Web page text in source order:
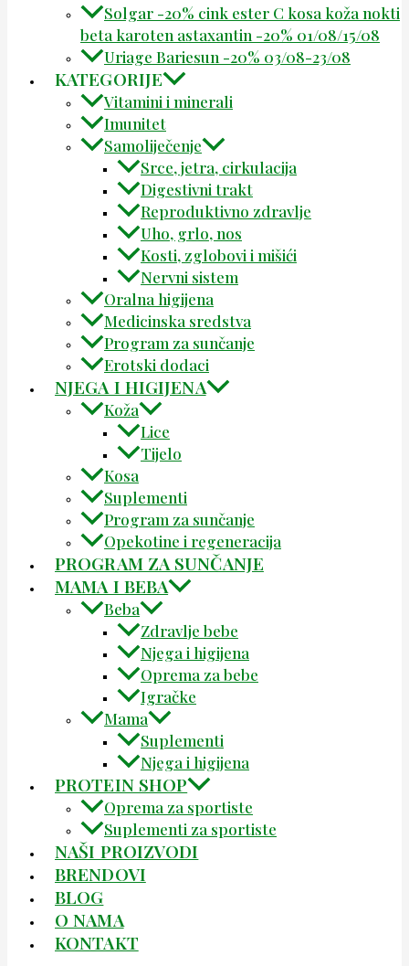
Solgar -20% cink ester C kosa koža nokti
beta karoten astaxantin -20% 01/08/15/08
Uriage Bariesun -20% 03/08-23/08
KATEGORIJE
Vitamini i minerali
Imunitet
Samoliječenje
Srce, jetra, cirkulacija
Digestivni trakt
Reproduktivno zdravlje
Uho, grlo, nos
Kosti, zglobovi i mišići
Nervni sistem
Oralna higijena
Medicinska sredstva
Program za sunčanje
Erotski dodaci
NJEGA I HIGIJENA
Koža
Lice
Tijelo
Kosa
Suplementi
Program za sunčanje
Opekotine i regeneracija
PROGRAM ZA SUNČANJE
MAMA I BEBA
Beba
Zdravlje bebe
Njega i higijena
Oprema za bebe
Igračke
Mama
Suplementi
Njega i higijena
PROTEIN SHOP
Oprema za sportiste
Suplementi za sportiste
NAŠI PROIZVODI
BRENDOVI
BLOG
O NAMA
KONTAKT